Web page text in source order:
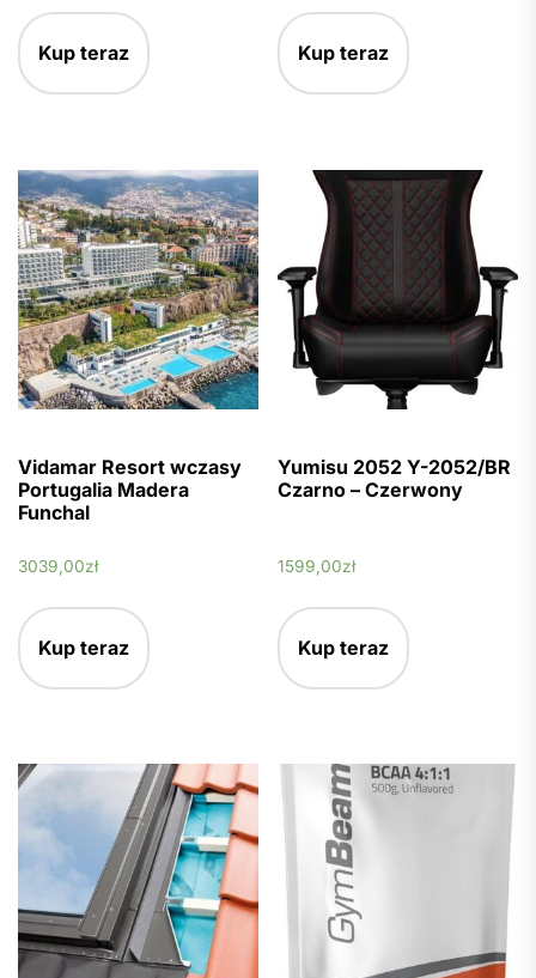
Kup teraz Kup teraz
Vidamar Resort wczasy
Portugalia Madera
Funchal
3039,00zł
Kup teraz
Yumisu 2052 Y-2052/BR
Czarno – Czerwony
1599,00zł
Kup teraz